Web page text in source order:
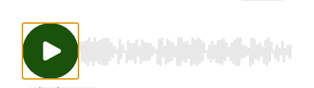
Use Left/Right to seek, Home/End to jump to